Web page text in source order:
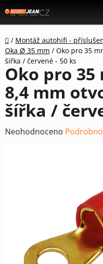
na
obsah
Domů
/ Montáž autohifi -
Oka Ø 35 mm / Oko pro 35
šířka / červené - 50 ks
Oko pro 35
8,4 mm
šířka /
Průměrné
Neohodnoceno